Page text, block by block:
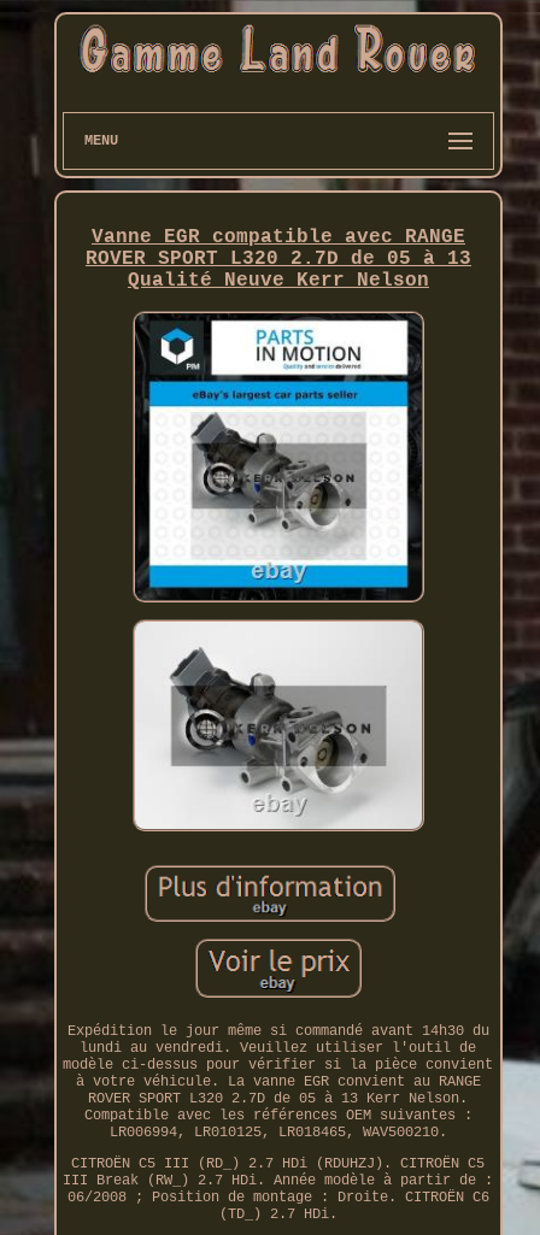
MENU
Vanne EGR compatible avec RANGE
ROVER SPORT L320 2.7D de 05 à 13
Qualité Neuve Kerr Nelson
Expédition le jour même si commandé avant 14h30 du
lundi au vendredi. Veuillez utiliser l'outil de
modèle ci-dessus pour vérifier si la pièce convient
à votre véhicule. La vanne EGR convient au RANGE
ROVER SPORT L320 2.7D de 05 à 13 Kerr Nelson.
Compatible avec les références OEM suivantes :
LR006994, LR010125, LR018465, WAV500210.
CITROËN C5 III (RD_) 2.7 HDi (RDUHZJ). CITROËN C5
III Break (RW_) 2.7 HDi. Année modèle à partir de :
06/2008 ; Position de montage : Droite. CITROËN C6
(TD_) 2.7 HDi.